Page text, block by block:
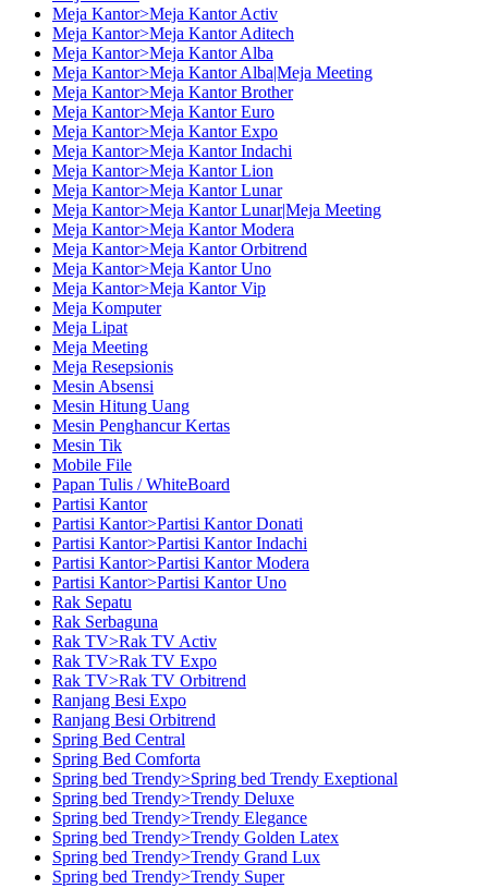
Meja Kantor>Meja Kantor Activ
Meja Kantor>Meja Kantor Aditech
Meja Kantor>Meja Kantor Alba
Meja Kantor>Meja Kantor Alba|Meja Meeting
Meja Kantor>Meja Kantor Brother
Meja Kantor>Meja Kantor Euro
Meja Kantor>Meja Kantor Expo
Meja Kantor>Meja Kantor Indachi
Meja Kantor>Meja Kantor Lion
Meja Kantor>Meja Kantor Lunar
Meja Kantor>Meja Kantor Lunar|Meja Meeting
Meja Kantor>Meja Kantor Modera
Meja Kantor>Meja Kantor Orbitrend
Meja Kantor>Meja Kantor Uno
Meja Kantor>Meja Kantor Vip
Meja Komputer
Meja Lipat
Meja Meeting
Meja Resepsionis
Mesin Absensi
Mesin Hitung Uang
Mesin Penghancur Kertas
Mesin Tik
Mobile File
Papan Tulis / WhiteBoard
Partisi Kantor
Partisi Kantor>Partisi Kantor Donati
Partisi Kantor>Partisi Kantor Indachi
Partisi Kantor>Partisi Kantor Modera
Partisi Kantor>Partisi Kantor Uno
Rak Sepatu
Rak Serbaguna
Rak TV>Rak TV Activ
Rak TV>Rak TV Expo
Rak TV>Rak TV Orbitrend
Ranjang Besi Expo
Ranjang Besi Orbitrend
Spring Bed Central
Spring Bed Comforta
Spring bed Trendy>Spring bed Trendy Exeptional
Spring bed Trendy>Trendy Deluxe
Spring bed Trendy>Trendy Elegance
Spring bed Trendy>Trendy Golden Latex
Spring bed Trendy>Trendy Grand Lux
Spring bed Trendy>Trendy Super